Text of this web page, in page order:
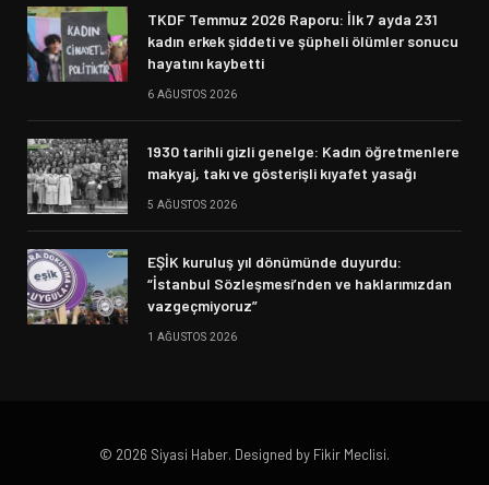
TKDF Temmuz 2026 Raporu: İlk 7 ayda 231
kadın erkek şiddeti ve şüpheli ölümler sonucu
hayatını kaybetti
6 AĞUSTOS 2026
1930 tarihli gizli genelge: Kadın öğretmenlere
makyaj, takı ve gösterişli kıyafet yasağı
5 AĞUSTOS 2026
EŞİK kuruluş yıl dönümünde duyurdu:
“İstanbul Sözleşmesi’nden ve haklarımızdan
vazgeçmiyoruz”
1 AĞUSTOS 2026
© 2026 Siyasi Haber. Designed by Fikir Meclisi.